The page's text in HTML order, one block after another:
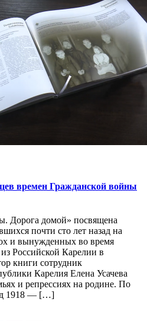
времен Гражданской войны
Дорога домой» посвящена
почти сто лет назад на
и вынужденных во время
Российской Карелии в
книги сотрудник
Карелия Елена Усачева
и репрессиях на родине. По
1918 — […]